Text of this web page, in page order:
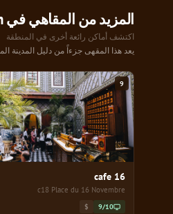
المزيد من المقاهي في Marrakech
اكتشف أماكن رائعة أخرى في المنطقة
يعد هذا المقهى جزءاً من دليل المدينة
9
16 cafe
c18 Place du 16 Novembre
9/10
$